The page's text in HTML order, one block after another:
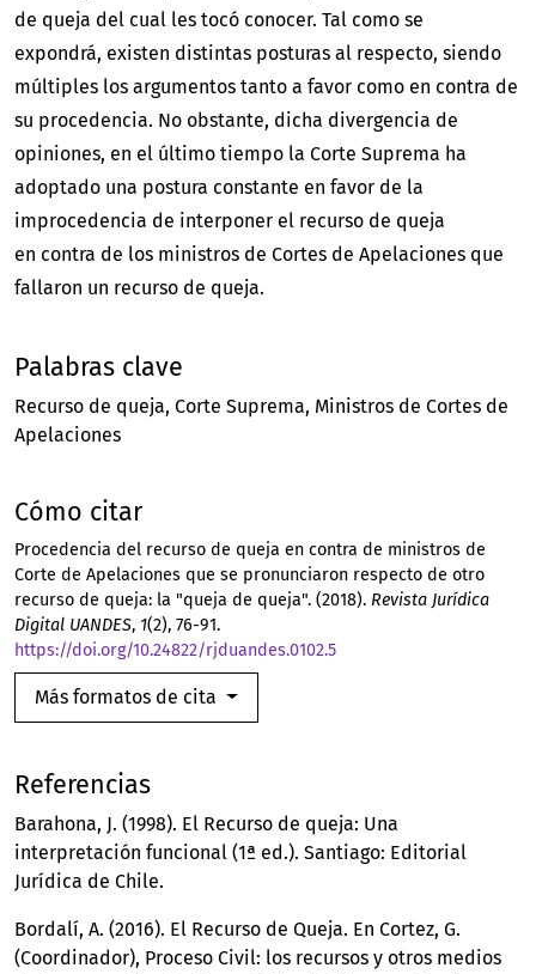
Palabras clave
Recurso de queja Corte Suprema Ministros de Cortes de
Apelaciones
Cómo citar
Procedencia del recurso de queja en contra de ministros de
Corte de Apelaciones que se pronunciaron respecto de otro
recurso de queja: la "queja de queja". (2018). Revista Jurídica
Digital UANDES, 1(2), 76-91.
https://doi.org/10.24822/rjduandes.0102.5
Más formatos de cita
de queja del cual les tocó conocer. Tal como se
expondrá, existen distintas posturas al respecto, siendo
múltiples los argumentos tanto a favor como en contra de
su procedencia. No obstante, dicha divergencia de
opiniones, en el último tiempo la Corte Suprema ha
adoptado una postura constante en favor de la
improcedencia de interponer el recurso de queja
en contra de los ministros de Cortes de Apelaciones que
fallaron un recurso de queja.
Referencias
Barahona, J. (1998). El Recurso de queja: Una
interpretación funcional (1ª ed.). Santiago: Editorial
Jurídica de Chile.
Bordalí, A. (2016). El Recurso de Queja. En Cortez, G.
(Coordinador), Proceso Civil: los recursos y otros medios